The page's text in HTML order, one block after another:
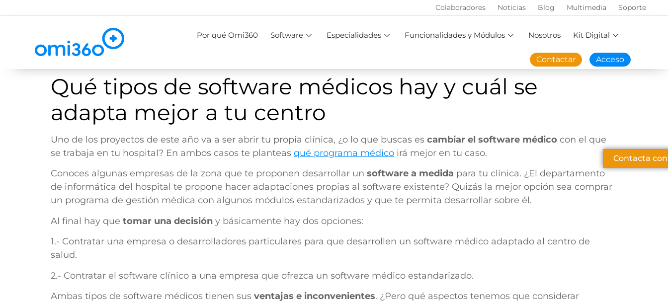
Colaboradores Noticias Blog Multimedia Soporte
Por qué Omi360 Software Especialidades Funcionalidades y Módulos Nosotros Kit Digital
Contactar Acceso
Qué tipos de software médicos hay y cuál se
adapta mejor a tu centro
Uno de los proyectos de este año va a ser abrir tu propia clínica, ¿o lo que buscas es cambiar el software médico con el que
se trabaja en tu hospital? En ambos casos te planteas qué programa médico irá mejor en tu caso.
Conoces algunas empresas de la zona que te proponen desarrollar un software a medida para tu clínica. ¿El departamento
de informática del hospital te propone hacer adaptaciones propias al software existente? Quizás la mejor opción sea comprar
un programa de gestión médica con algunos módulos estandarizados y que te permita desarrollar sobre él.
Al final hay que tomar una decisión y básicamente hay dos opciones:
1.- Contratar una empresa o desarrolladores particulares para que desarrollen un software médico adaptado al centro de
salud.
2.- Contratar el software clínico a una empresa que ofrezca un software médico estandarizado.
Ambas tipos de software médicos tienen sus ventajas e inconvenientes. ¿Pero qué aspectos tenemos que considerar
Contacta